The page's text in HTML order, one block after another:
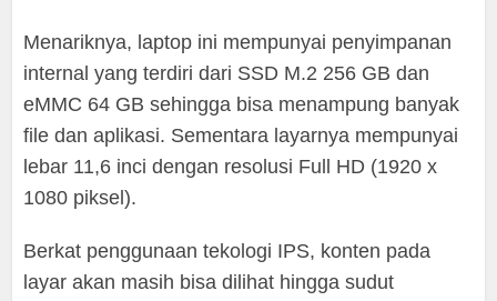
Menariknya, laptop ini mempunyai penyimpanan
internal yang terdiri dari SSD M.2 256 GB dan
eMMC 64 GB sehingga bisa menampung banyak
file dan aplikasi. Sementara layarnya mempunyai
lebar 11,6 inci dengan resolusi Full HD (1920 x
1080 piksel).
Berkat penggunaan tekologi IPS, konten pada
layar akan masih bisa dilihat hingga sudut